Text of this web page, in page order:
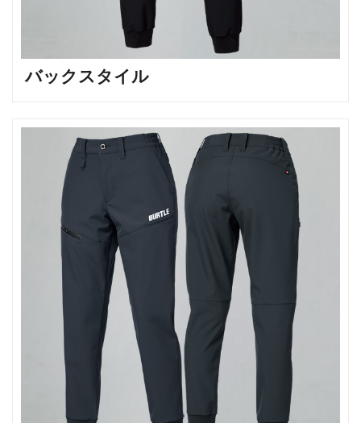
バックスタイル